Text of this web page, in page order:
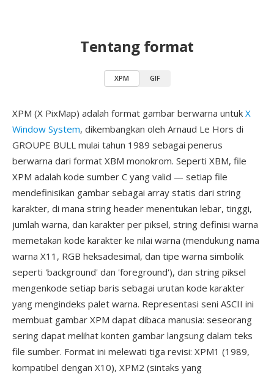
Tentang format
XPM GIF
XPM (X PixMap) adalah format gambar berwarna untuk X
Window System, dikembangkan oleh Arnaud Le Hors di
GROUPE BULL mulai tahun 1989 sebagai penerus
berwarna dari format XBM monokrom. Seperti XBM, file
XPM adalah kode sumber C yang valid — setiap file
mendefinisikan gambar sebagai array statis dari string
karakter, di mana string header menentukan lebar, tinggi,
jumlah warna, dan karakter per piksel, string definisi warna
memetakan kode karakter ke nilai warna (mendukung nama
warna X11, RGB heksadesimal, dan tipe warna simbolik
seperti 'background' dan 'foreground'), dan string piksel
mengenkode setiap baris sebagai urutan kode karakter
yang mengindeks palet warna. Representasi seni ASCII ini
membuat gambar XPM dapat dibaca manusia: seseorang
sering dapat melihat konten gambar langsung dalam teks
file sumber. Format ini melewati tiga revisi: XPM1 (1989,
kompatibel dengan X10), XPM2 (sintaks yang